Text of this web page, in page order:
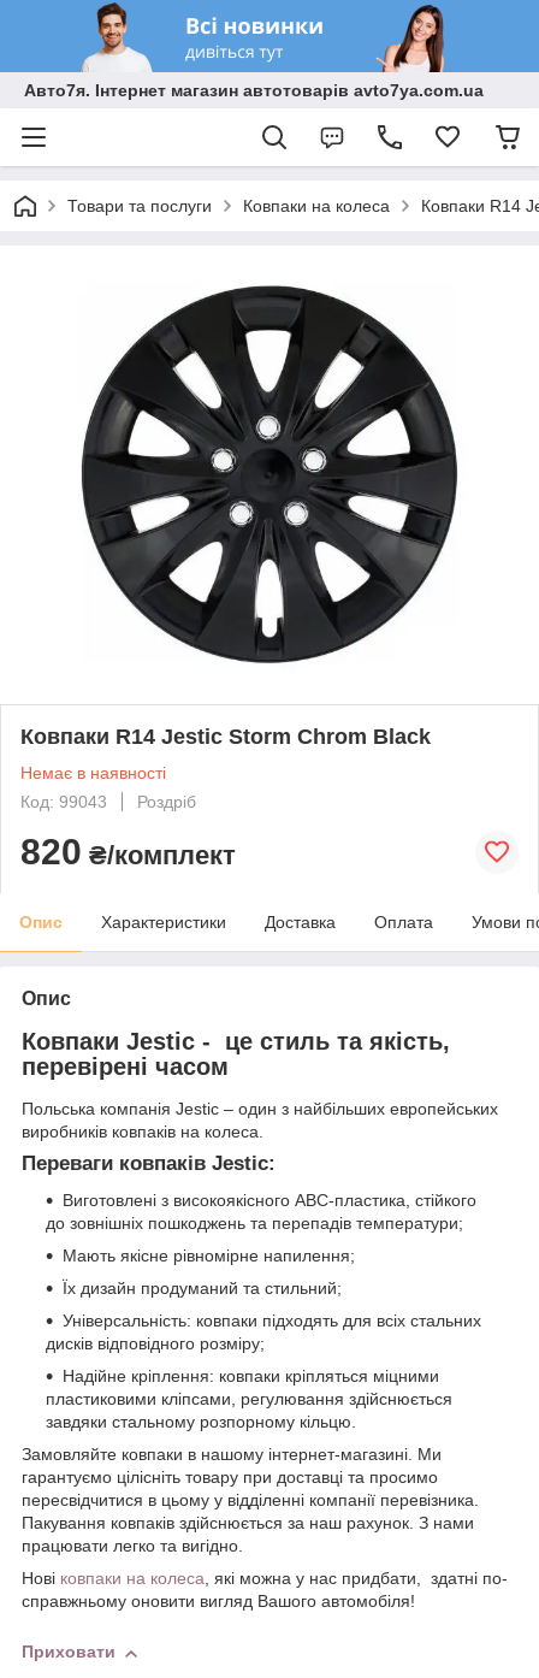
Авто7я. Інтернет магазин автотоварів avto7ya.com.ua
Товари та послуги Ковпаки на колеса Ковпаки R14
Ковпаки R14 Jestic Storm Chrom Black
Немає в наявності
Код: 99043
Роздріб
820 ₴/комплект
Опис Характеристики Доставка Оплата Умови
Опис
Ковпаки Jestic - це стиль та якість,
перевірені часом
Польська компанія Jestic – один з найбільших европейських
виробників ковпаків на колеса.
Переваги ковпаків Jestic:
Виготовлені з високоякісного АВС-пластика, стійкого
до зовнішніх пошкоджень та перепадів температури;
Мають якісне рівномірне напилення;
Їх дизайн продуманий та стильний;
Універсальність: ковпаки підходять для всіх стальних
дисків відповідного розміру;
Надійне кріплення: ковпаки кріпляться міцними
пластиковими кліпсами, регулювання здійснюється
завдяки стальному розпорному кільцю.
Замовляйте ковпаки в нашому інтернет-магазині. Ми
гарантуємо цілісніть товару при доставці та просимо
пересвідчитися в цьому у відділенні компанії перевізника.
Пакування ковпаків здійснюється за наш рахунок. З нами
працювати легко та вигідно.
Нові ковпаки на колеса, які можна у нас придбати, здатні по-
справжньому оновити вигляд Вашого автомобіля!
Приховати